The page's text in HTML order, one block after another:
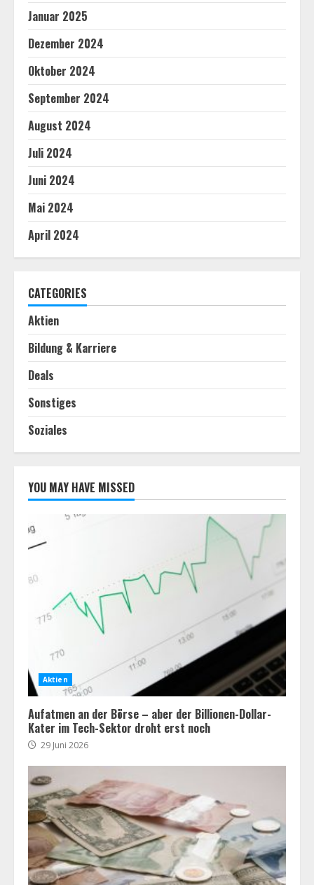
Januar 2025
Dezember 2024
Oktober 2024
September 2024
August 2024
Juli 2024
Juni 2024
Mai 2024
April 2024
CATEGORIES
Aktien
Bildung & Karriere
Deals
Sonstiges
Soziales
YOU MAY HAVE MISSED
Aktien
Aufatmen an der Börse – aber der Billionen-Dollar-
Kater im Tech-Sektor droht erst noch
29 Juni 2026